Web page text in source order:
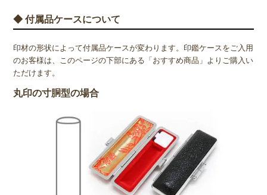
◆ 付属品ケースについて
印材の形状によって付属品ケースが変わります。印鑑ケースをご入用
のお客様は、このページの下部にある「おすすめ商品」よりご購入い
ただけます。
丸印の寸胴型の場合